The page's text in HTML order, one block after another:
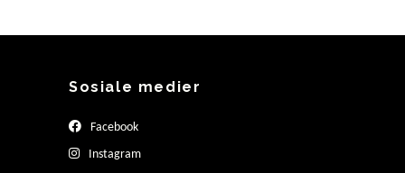
Sosiale medier
Facebook
Instagram